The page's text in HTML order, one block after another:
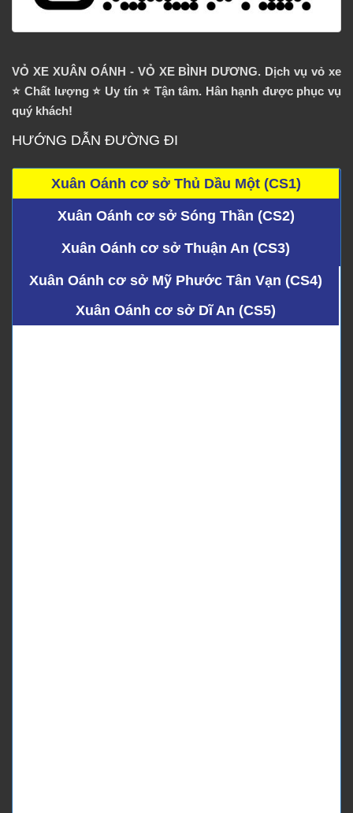
VỎ XE XUÂN OÁNH - VỎ XE BÌNH DƯƠNG. Dịch vụ vỏ xe
⭐️ Chất lượng ⭐️ Uy tín ⭐️ Tận tâm. Hân hạnh được phục vụ
quý khách!
HƯỚNG DẪN ĐƯỜNG ĐI
Xuân Oánh cơ sở Thủ Dầu Một (CS1)
Xuân Oánh cơ sở Sóng Thần (CS2)
Xuân Oánh cơ sở Thuận An (CS3)
Xuân Oánh cơ sở Mỹ Phước Tân Vạn (CS4)
Xuân Oánh cơ sở Dĩ An (CS5)